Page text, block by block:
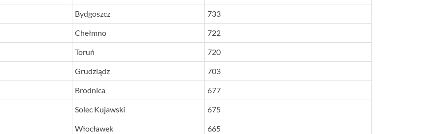
Bydgoszcz 733
Chełmno 722
Toruń 720
Grudziądz 703
Brodnica 677
Solec Kujawski 675
Włocławek 665